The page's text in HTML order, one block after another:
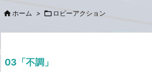
 ホーム >  ロビーアクション
03「不調」